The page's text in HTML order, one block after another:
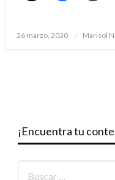
Publicado
26 marzo, 2020 Marisol
¡Encuentra tu